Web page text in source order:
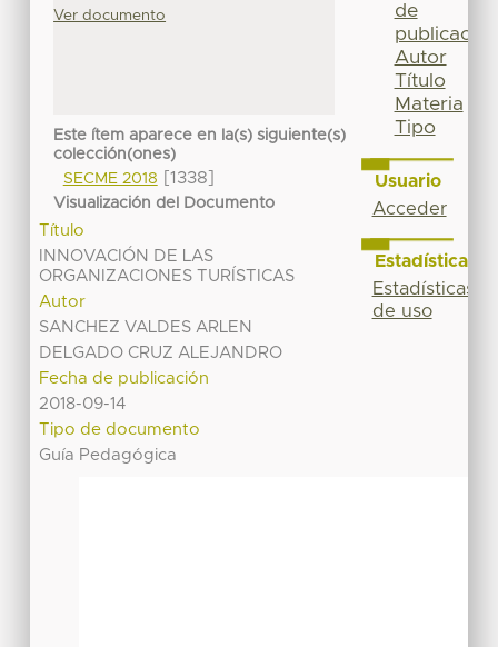
Ver documento
Este ítem aparece en la(s) siguiente(s)
colección(ones)
SECME 2018
[1338]
Visualización del Documento
Título
INNOVACIÓN DE LAS
ORGANIZACIONES TURÍSTICAS
Autor
SANCHEZ VALDES ARLEN
DELGADO CRUZ ALEJANDRO
Fecha de publicación
2018-09-14
Tipo de documento
Guía Pedagógica
de
publicación
Autor
Título
Materia
Tipo
Usuario
Acceder
Estadísticas
Estadísticas
de uso